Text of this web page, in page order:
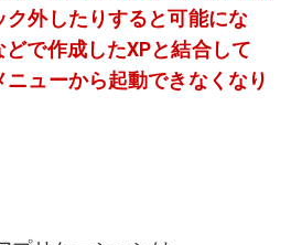
ク外したりすると可能にな
で作成したXPと結合して
ニューから起動できなくなり